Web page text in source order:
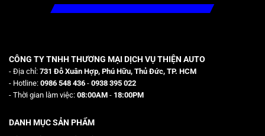
CÔNG TY TNHH THƯƠNG MẠI DỊCH VỤ THIỆN AUTO
- Địa chỉ: 731 Đỗ Xuân Hợp, Phú Hữu, Thủ Đức, TP. HCM
- Hotline: 0986 548 436 - 0938 395 022
- Thời gian làm việc: 08:00AM - 18:00PM
DANH MỤC SẢN PHẨM